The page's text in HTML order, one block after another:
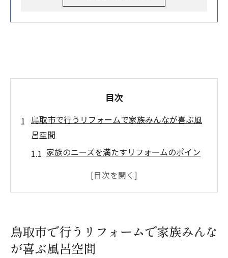
目次
鳥取市で行うリフォームで家族みんなが喜ぶ風
呂空間
家族のニーズを満たすリフォームのポイン
快適さを重視した風呂空間の設計
くり
エコで安心な風呂リフォームの選択肢
鳥取市で行うリフォームで家族みんな
が喜ぶ風呂空間